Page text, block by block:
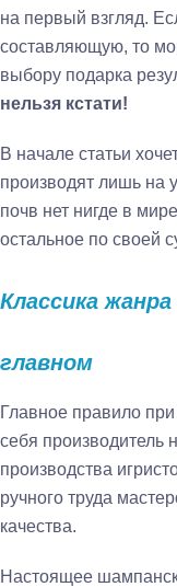
на первый взгляд.
составляющую, то
выбору подарка
нельзя кстати!
В начале статьи
производят лишь на
почв нет нигде в
остальное по своей
Классика
главном
Главное правило
себя производитель
производства
ручного труда
качества.
Настоящее